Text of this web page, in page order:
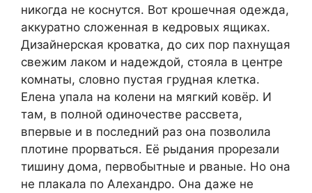
никогда не коснутся. Вот крошечная одежда,
аккуратно сложенная в кедровых ящиках.
Дизайнерская кроватка, до сих пор пахнущая
свежим лаком и надеждой, стояла в центре
комнаты, словно пустая грудная клетка.
Елена упала на колени на мягкий ковёр. И
там, в полной одиночестве рассвета,
впервые и в последний раз она позволила
плотине прорваться. Её рыдания прорезали
тишину дома, первобытные и рваные. Но она
не плакала по Алехандро. Она даже не